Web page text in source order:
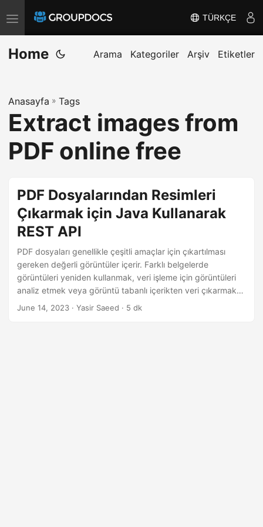
T
o
g
e
n
v
n
TÜRKÇE
Home Arama Kategoriler Arşiv Etiketler
Anasayfa » Tags
Extract images from
PDF online free
PDF Dosyalarından Resimleri
Çıkarmak için Java Kullanarak
REST API
PDF dosyaları genellikle çeşitli amaçlar için çıkartılması
gereken değerli görüntüler içerir. Farklı belgelerde
görüntüleri yeniden kullanmak, veri işleme için görüntüleri
analiz etmek veya görüntü tabanlı içerikten veri çıkarmak
olsun, PDF dosyalarından görüntüleri çıkartabilme yeteneği
June 14, 2023 · Yasir Saeed · 5 dk